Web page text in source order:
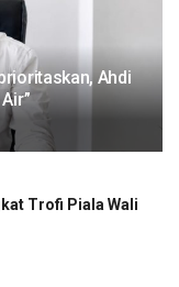
Ahdi
Trofi Piala Wali